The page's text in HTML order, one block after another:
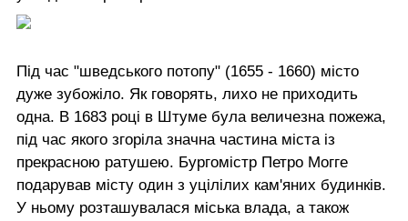
Під час "шведського потопу" (1655 - 1660) місто
дуже зубожіло. Як говорять, лихо не приходить
одна. В 1683 році в Штуме була величезна пожежа,
під час якого згоріла значна частина міста із
прекрасною ратушею. Бургомістр Петро Могге
подарував місту один з уцілілих кам'яних будинків.
У ньому розташувалася міська влада, а також